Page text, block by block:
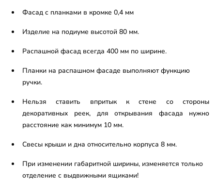
Фасад с планками в кромке 0,4 мм
Изделие на подиуме высотой 80 мм.
Распашной фасад всегда 400 мм по ширине.
Планки на распашном фасаде выполняют функцию
ручки.
Нельзя ставить впритык к стене со стороны
декоративных реек, для открывания фасада нужно
расстояние как минимум 10 мм.
Свесы крыши и дна относительно корпуса 8 мм.
При изменении габаритной ширины, изменяется только
отделение с выдвижными ящиками!